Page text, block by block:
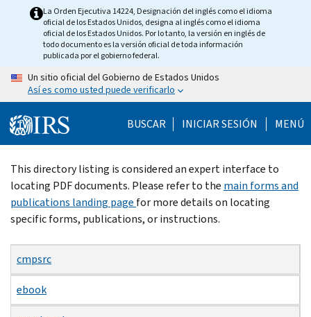
La Orden Ejecutiva 14224, Designación del inglés como el idioma
oficial de los Estados Unidos, designa al inglés como el idioma
oficial de los Estados Unidos. Por lo tanto, la versión en inglés de
todo documento es la versión oficial de toda información
publicada por el gobierno federal.
Un sitio oficial del Gobierno de Estados Unidos
Así es como usted puede verificarlo
BUSCAR INICIAR SESIÓN MENÚ
Beginning
of
main
content
This directory listing is considered an expert interface to
locating PDF documents. Please refer to the main forms and
publications landing page for more details on locating
specific forms, publications, or instructions.
cmpsrc
ebook